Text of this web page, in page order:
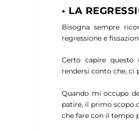
• LA
Bisogna sempre
regressione e
Certo capire
rendersi conto che, ci
Quando mi occupo
patire, il primo scopo
che fare con il tempo